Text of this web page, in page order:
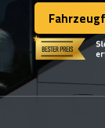
FLOTTE